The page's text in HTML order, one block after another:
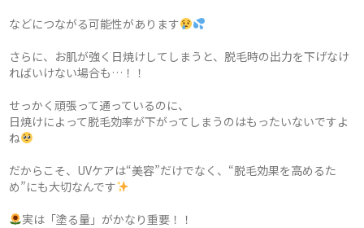
などにつながる可能性があります
さらに、お肌が強く日焼けしてしまうと、脱毛時の出力を下げなけ
ればいけない場合も…！！
せっかく頑張って通っているのに、
日焼けによって脱毛効率が下がってしまうのはもったいないですよ
ね
だからこそ、UVケアは“美容”だけでなく、“脱毛効果を高めるた
め”にも大切なんです
実は「塗る量」がかなり重要！！